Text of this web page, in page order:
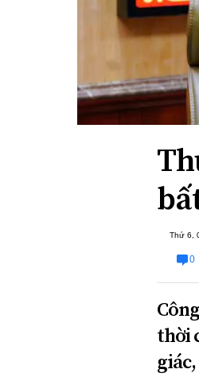
Xi nhan Trái
Bạn đọc viết
Thứ 6,
0
thời